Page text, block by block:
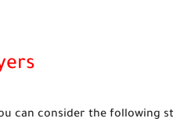
can consider the following